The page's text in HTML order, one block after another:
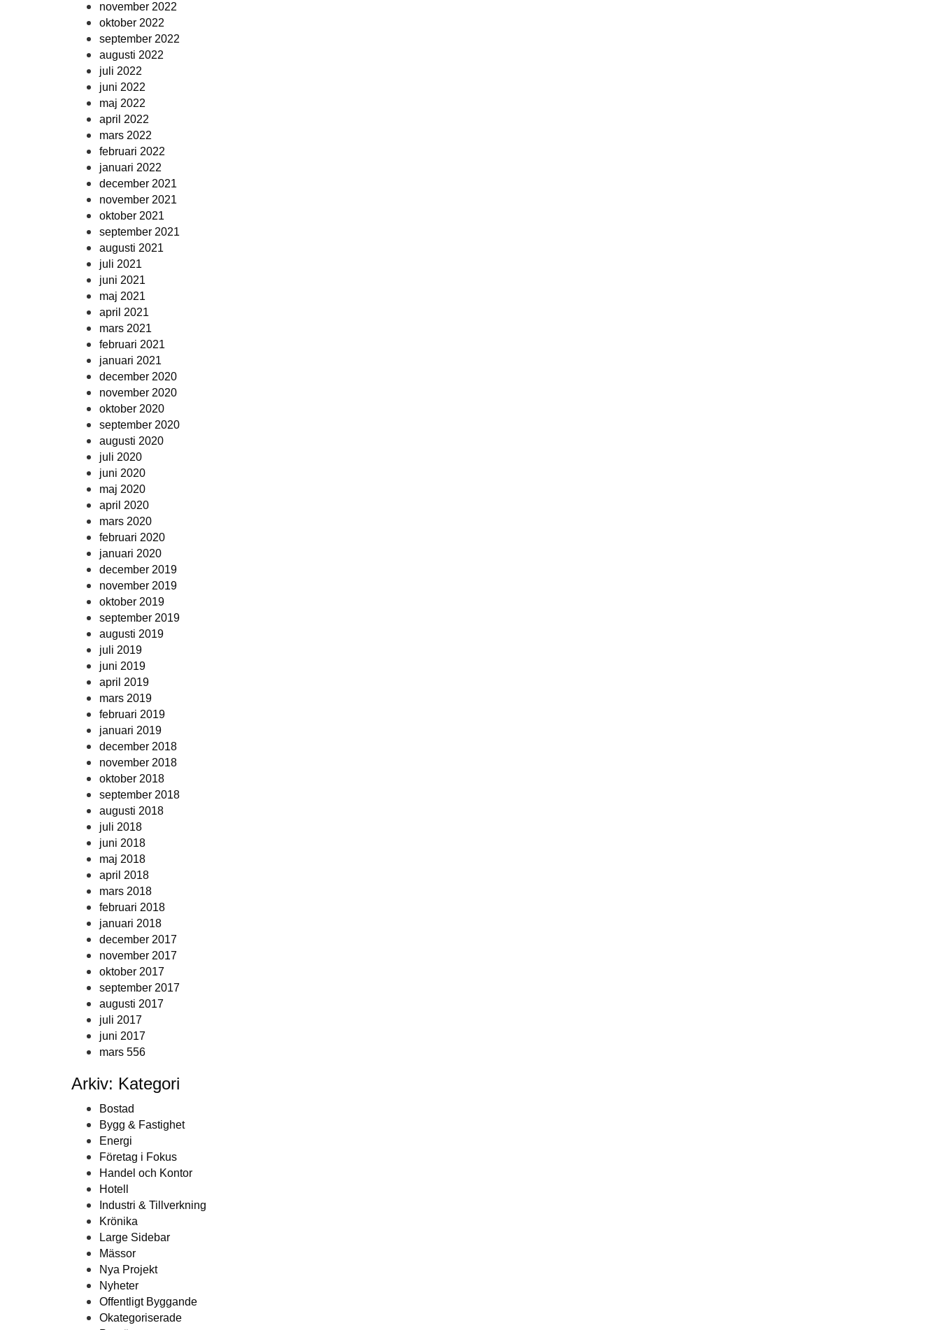
november 2022
oktober 2022
september 2022
augusti 2022
juli 2022
juni 2022
maj 2022
april 2022
mars 2022
februari 2022
januari 2022
december 2021
november 2021
oktober 2021
september 2021
augusti 2021
juli 2021
juni 2021
maj 2021
april 2021
mars 2021
februari 2021
januari 2021
december 2020
november 2020
oktober 2020
september 2020
augusti 2020
juli 2020
juni 2020
maj 2020
april 2020
mars 2020
februari 2020
januari 2020
december 2019
november 2019
oktober 2019
september 2019
augusti 2019
juli 2019
juni 2019
april 2019
mars 2019
februari 2019
januari 2019
december 2018
november 2018
oktober 2018
september 2018
augusti 2018
juli 2018
juni 2018
maj 2018
april 2018
mars 2018
februari 2018
januari 2018
december 2017
november 2017
oktober 2017
september 2017
augusti 2017
juli 2017
juni 2017
mars 556
Arkiv: Kategori
Bostad
Bygg & Fastighet
Energi
Företag i Fokus
Handel och Kontor
Hotell
Industri & Tillverkning
Krönika
Large Sidebar
Mässor
Nya Projekt
Nyheter
Offentligt Byggande
Okategoriserade